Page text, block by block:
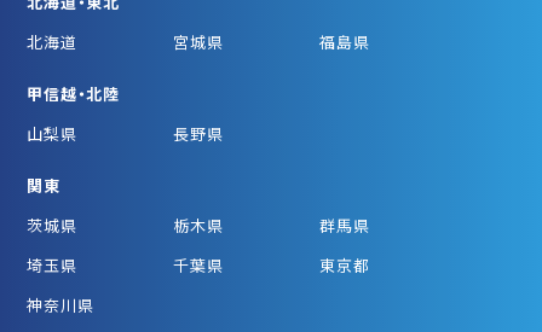
北海道
宮城県 福島県
甲信越・北陸
山梨県
長野県
関東
茨城県
栃木県
群馬県
埼玉県
千葉県
東京都
神奈川県